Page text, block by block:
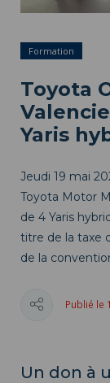
Formation
Toyota
Yaris
Jeudi 19 mai
Toyota Motor
de 4 Yaris
titre de la taxe
de la
Publié le
Un don à